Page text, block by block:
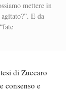
mettere in
E da
di Zuccaro
consenso e